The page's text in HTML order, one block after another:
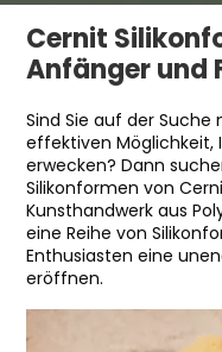
Cernit
Anfänger und
Sind Sie auf der
effektiven Möglichkeit,
erwecken? Dann
Silikonformen von
Kunsthandwerk aus
eine Reihe von
Enthusiasten eine
eröffnen.